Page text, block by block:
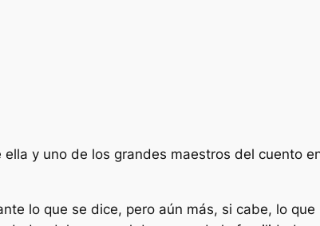
y uno de los grandes maestros del cuento
lo que se dice, pero aún más, si cabe, lo que